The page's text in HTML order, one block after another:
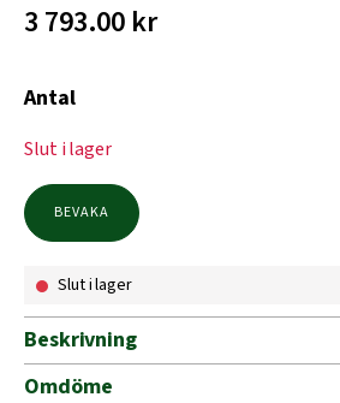
3 793.00 kr
Antal
Slut i lager
BEVAKA
Slut i lager
Beskrivning
Omdöme